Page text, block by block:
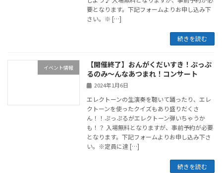
要となります。下記フォームよりお申し込み下
さい。※ […]
続きを読む
イベント情報
【開催終了】おんがくだいすき！ぷっぷ
るのみ～んなあつまれ！コンサート
2024年1月6日
エレクトーンの生演奏を聴いて踊ったり、エレ
クトーンを使ったクイズもあり盛りだくさ
ん！！ぷっぷるがエレクトーン弾いちゃうか
も！？ 入場無料となりますが、事前予約が必要
となります。下記フォームよりお申し込み下さ
い。※定員に達 […]
続きを読む